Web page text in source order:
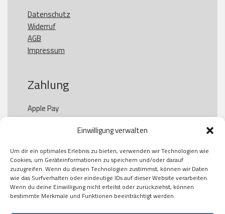
Einwilligung verwalten
Um dir ein optimales Erlebnis zu bieten, verwenden wir Technologien wie
Cookies, um Geräteinformationen zu speichern und/oder darauf
zuzugreifen. Wenn du diesen Technologien zustimmst, können wir Daten
wie das Surfverhalten oder eindeutige IDs auf dieser Website verarbeiten.
Wenn du deine Einwilligung nicht erteilst oder zurückziehst, können
bestimmte Merkmale und Funktionen beeinträchtigt werden.
Datenschutz
Widerruf
AGB
Impressum
Zahlung
Apple Pay
Paypal
Kauf auf Rechung
Klarna
American Express